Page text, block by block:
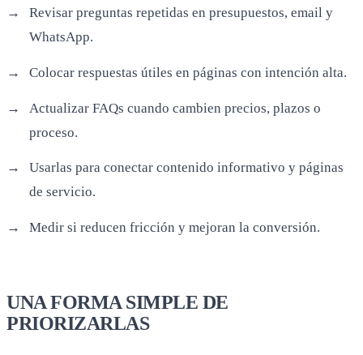
Revisar preguntas repetidas en presupuestos, email y
WhatsApp.
Colocar respuestas útiles en páginas con intención alta.
Actualizar FAQs cuando cambien precios, plazos o
proceso.
Usarlas para conectar contenido informativo y páginas
de servicio.
Medir si reducen fricción y mejoran la conversión.
UNA FORMA SIMPLE DE
PRIORIZARLAS